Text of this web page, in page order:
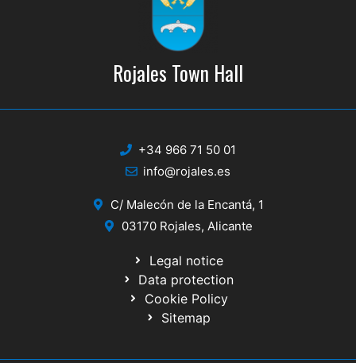
Rojales Town Hall
+34 966 71 50 01
info@rojales.es
C/ Malecón de la Encantá, 1
03170 Rojales, Alicante
Legal notice
Data protection
Cookie Policy
Sitemap